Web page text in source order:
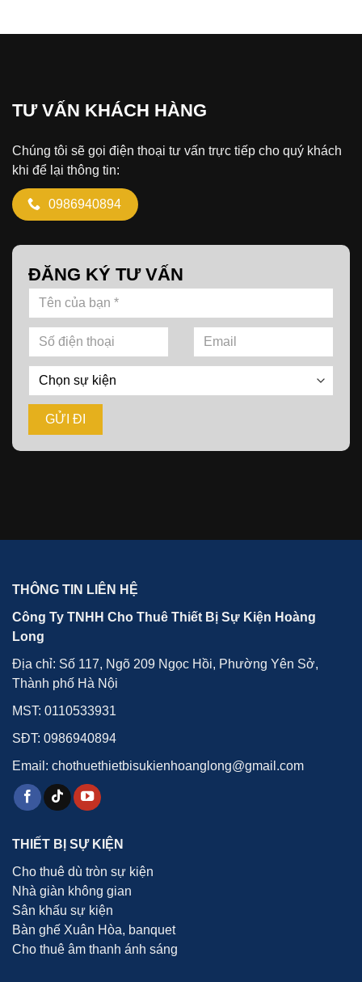
TƯ VẤN KHÁCH HÀNG
Chúng tôi sẽ gọi điện thoại tư vấn trực tiếp cho quý khách
khi để lại thông tin:
0986940894
ĐĂNG KÝ TƯ VẤN
THÔNG TIN LIÊN HỆ
Công Ty TNHH Cho Thuê Thiết Bị Sự Kiện Hoàng
Long
Địa chỉ: Số 117, Ngõ 209 Ngọc Hồi, Phường Yên Sở,
Thành phố Hà Nội
MST: 0110533931
SĐT: 0986940894
Email: chothuethietbisukienhoanglong@gmail.com
THIẾT BỊ SỰ KIỆN
Cho thuê dù tròn sự kiện
Nhà giàn không gian
Sân khấu sự kiện
Bàn ghế Xuân Hòa, banquet
Cho thuê âm thanh ánh sáng